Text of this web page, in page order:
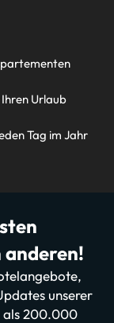
Urlaub
Tag im Jahr
unserer
als 200.000